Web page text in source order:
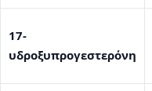
17-
υδροξυπρογεστερόνη